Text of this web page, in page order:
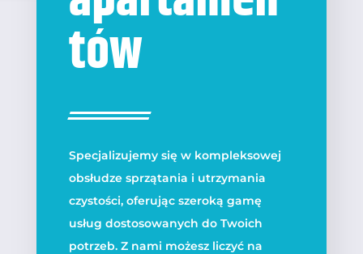
tów
Specjalizujemy się w kompleksowej
obsłudze sprzątania i utrzymania
czystości, oferując szeroką gamę
usług dostosowanych do Twoich
potrzeb. Z nami możesz liczyć na